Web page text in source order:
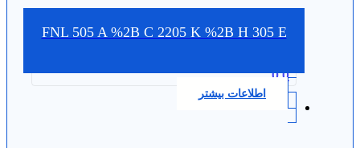
FNL 505 A %2B C 2205 K %2B H 305 E
0.0
اطلاعات بیشتر